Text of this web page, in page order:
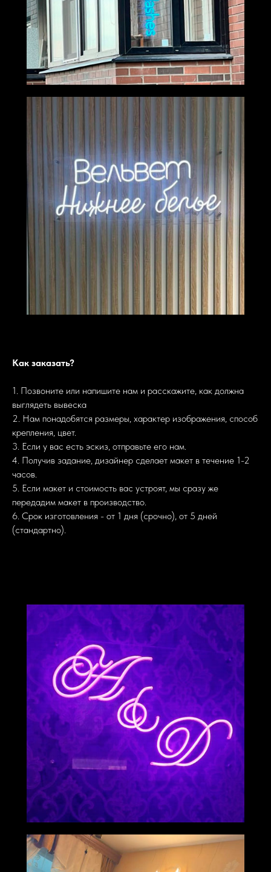
Как заказать?
1. Позвоните или напишите нам и расскажите, как должна
выглядеть вывеска
2. Нам понадобятся размеры, характер изображения, способ
крепления, цвет.
3. Если у вас есть эскиз, отправьте его нам.
4. Получив задание, дизайнер сделает макет в течение 1-2
часов.
5. Если макет и стоимость вас устроят, мы сразу же
передадим макет в производство.
6. Срок изготовления - от 1 дня (срочно), от 5 дней
(стандартно).